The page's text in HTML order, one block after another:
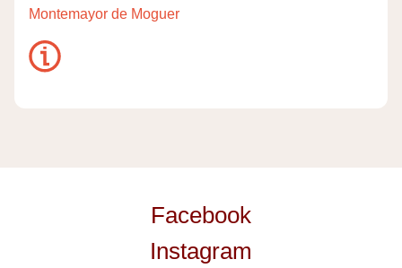
Montemayor de Moguer
Facebook
Instagram